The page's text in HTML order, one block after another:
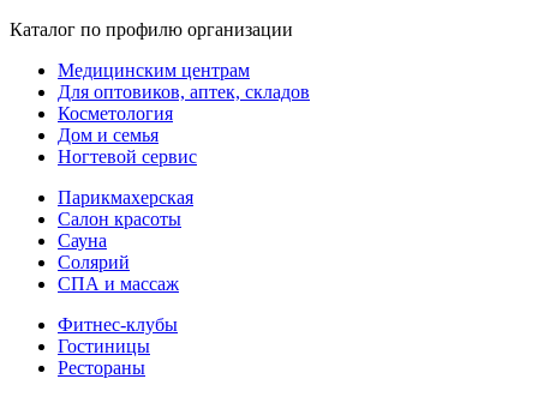
Каталог по профилю организации
Медицинским центрам
Для оптовиков, аптек, складов
Косметология
Дом и семья
Ногтевой сервис
Парикмахерская
Салон красоты
Сауна
Солярий
СПА и массаж
Фитнес-клубы
Гостиницы
Рестораны